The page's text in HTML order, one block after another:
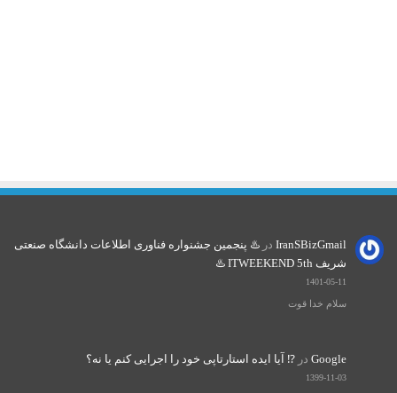
IranSBizGmail در♨️ پنجمین جشنواره فناوری اطلاعات دانشگاه صنعتی
شریف ITWEEKEND 5th ♨️
1401-05-11
سلام خدا قوت
Google در⁉️ آیا ایده استارتاپی خود را اجرایی کنم یا نه؟
1399-11-03